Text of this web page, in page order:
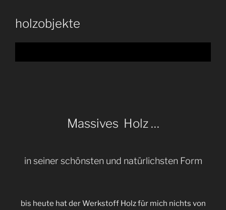
holzobjekte
Massives Holz …
in seiner schönsten und natürlichsten Form
bis heute hat der Werkstoff Holz für mich nichts von